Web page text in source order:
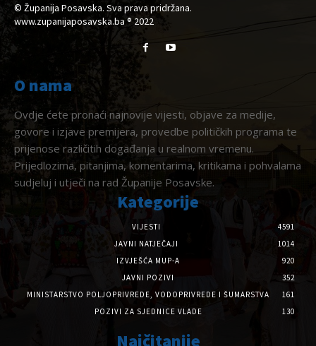
© Županija Posavska. Sva prava pridržana.
www.zupanijaposavska.ba ® 2022
O nama
Ovdje ćete pronaći najnovije vijesti, objave za medije,
govore i izjave premijera, provedbe političkih programa te
prijenose različitih događanja u realnom vremenu.
Prijedlozima, pitanjima, komentarima, kritikama i pohvalama
sudjeluj i utječi na rad Županije Posavske.
Kategorije
VIJESTI
4591
JAVNI NATJEČAJI
1014
IZVJEŠĆA MUP-A
920
JAVNI POZIVI
352
MINISTARSTVO POLJOPRIVREDE, VODOPRIVREDE I ŠUMARSTVA
161
POZIVI ZA SJEDNICE VLADE
130
Najčitanije